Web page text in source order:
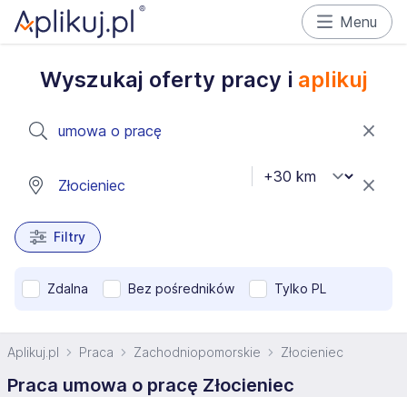
Menu
Wyszukaj oferty pracy i aplikuj
Filtry
Zdalna Bez pośredników Tylko PL
Aplikuj.pl Praca Zachodniopomorskie Złocieniec
Praca umowa o pracę Złocieniec